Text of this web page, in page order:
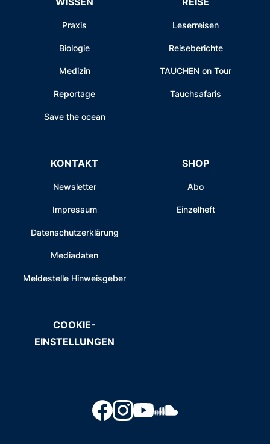
Praxis
Biologie
Medizin
Reportage
Save the ocean
Leserreisen
Reiseberichte
TAUCHEN on Tour
Tauchsafaris
KONTAKT
Newsletter
Impressum
Datenschutzerklärung
Mediadaten
Meldestelle Hinweisgeber
SHOP
Abo
Einzelheft
COOKIE-
EINSTELLUNGEN